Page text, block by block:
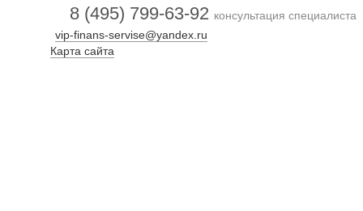
8 (495) 799-63-92 консультация специалиста
vip-finans-servise@yandex.ru
Карта сайта